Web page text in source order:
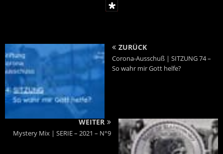
ZURÜCK
Corona-Ausschuß | SITZUNG 74 –
So wahr mir Gott helfe?
WEITER
Mystery Mix | SERIE – 2021 – N°9